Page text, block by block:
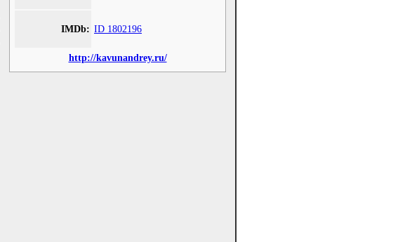
IMDb: ID 1802196
http://kavunandrey.ru/